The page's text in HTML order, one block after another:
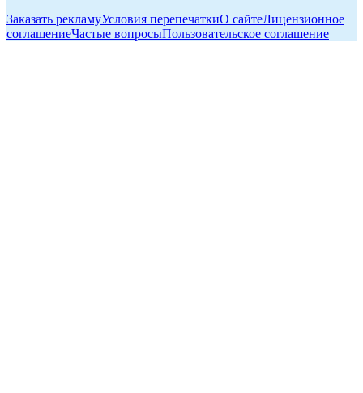
Заказать рекламуУсловия перепечаткиО сайтеЛицензионное
соглашениеЧастые вопросыПользовательское соглашение